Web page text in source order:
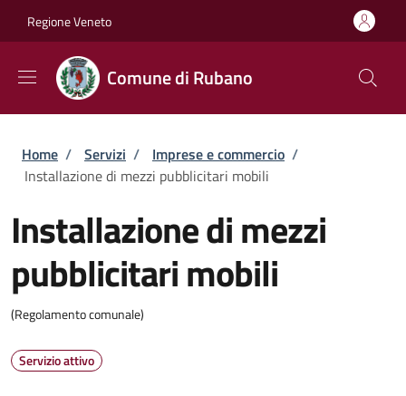
Regione Veneto
Comune di Rubano
Briciole di pane
Home / Servizi / Imprese e commercio /
Installazione di mezzi pubblicitari mobili
Installazione di mezzi
pubblicitari mobili
(Regolamento comunale)
Servizio attivo